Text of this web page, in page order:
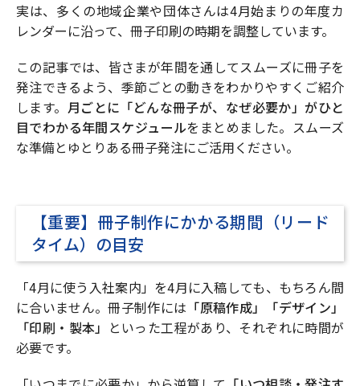
実は、多くの地域企業や団体さんは4月始まりの年度カ
レンダーに沿って、冊子印刷の時期を調整しています。
この記事では、皆さまが年間を通してスムーズに冊子を
発注できるよう、季節ごとの動きをわかりやすくご紹介
します。 月ごとに「どんな冊子が、なぜ必要か」がひと
目でわかる年間スケジュールをまとめました。スムーズ
な準備とゆとりある冊子発注にご活用ください。
【重要】冊子制作にかかる期間（リード
タイム）の目安
「4月に使う入社案内」を4月に入稿しても、もちろん間
に合いません。冊子制作には 「原稿作成」「デザイン」
「印刷・製本」 といった工程があり、それぞれに時間が
必要です。